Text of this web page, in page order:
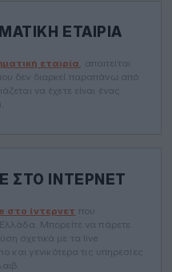
ΕΤΑΙΡΊΑ
εταιρία , απαιτείται
δεν διαρκεί παραπάνω από
να έχετε είναι ένας
ΣΤΟ ΊΝΤΕΡΝΕΤ
στο ίντερνετ που
Ελλάδα. Μπορείτε να πάρετε
σχετικά με τα live
γενικότερα τις υπηρεσίες